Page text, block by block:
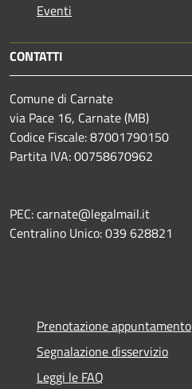
Eventi
CONTATTI
Comune di Carnate
via Pace 16, Carnate (MB)
Codice Fiscale: 87001790150
Partita IVA: 00758670962
PEC: carnate@legalmail.it
Centralino Unico: 039 628821
Prenotazione appuntamento
Segnalazione disservizio
Leggi le FAQ